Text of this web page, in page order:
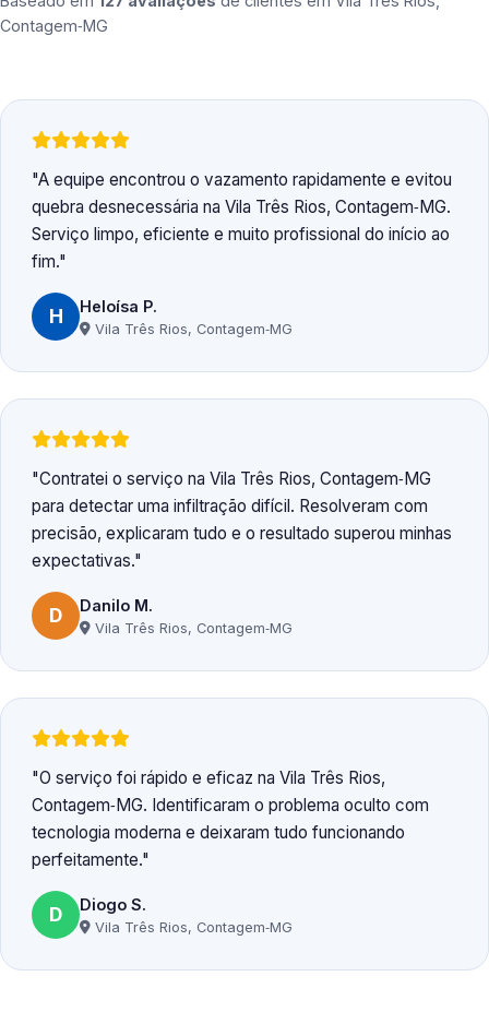
Contagem‑MG
A equipe encontrou o vazamento rapidamente e evitou
quebra desnecessária na Vila Três Rios, Contagem‑MG.
Serviço limpo, eficiente e muito profissional do início ao
fim.
H Heloísa P.
Vila Três Rios, Contagem‑MG
Contratei o serviço na Vila Três Rios, Contagem‑MG
para detectar uma infiltração difícil. Resolveram com
precisão, explicaram tudo e o resultado superou minhas
expectativas.
D Danilo M.
Vila Três Rios, Contagem‑MG
O serviço foi rápido e eficaz na Vila Três Rios,
Contagem‑MG. Identificaram o problema oculto com
tecnologia moderna e deixaram tudo funcionando
perfeitamente.
D Diogo S.
Vila Três Rios, Contagem‑MG